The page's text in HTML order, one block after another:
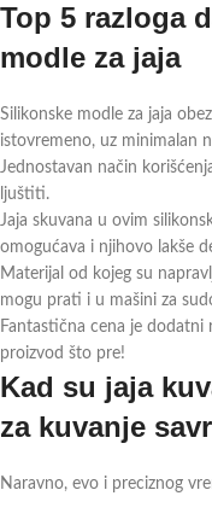
Top 5 razloga
modle za jaja
Silikonske modle za jaja
istovremeno, uz minimalan
Jednostavan način
ljuštiti.
Jaja skuvana u ovim
omogućava i njihovo lakše
Materijal od kojeg su
mogu prati i u mašini za
Fantastična cena je dodatni
proizvod što pre!
Kad su jaja
za kuvanje
Naravno, evo i preciznog